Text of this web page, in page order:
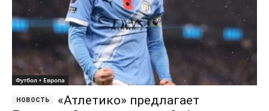
Футбол • Европа
«Атлетико» предлагает